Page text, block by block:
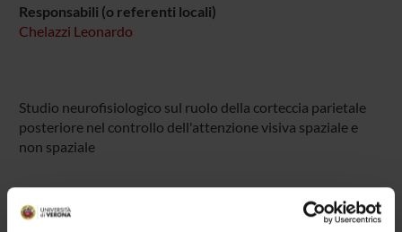
Responsabili (o referenti locali)
Chelazzi Leonardo
Studio neurofisiologico sul ruolo della corteccia parietale
posteriore nel controllo dell'attenzione visiva spaziale e
non spaziale
PARTECIPANTI AL PROGETTO